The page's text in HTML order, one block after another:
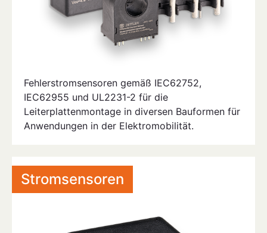
Fehlerstromsensoren gemäß IEC62752,
IEC62955 und UL2231-2 für die
Leiterplattenmontage in diversen Bauformen für
Anwendungen in der Elektromobilität.
Stromsensoren